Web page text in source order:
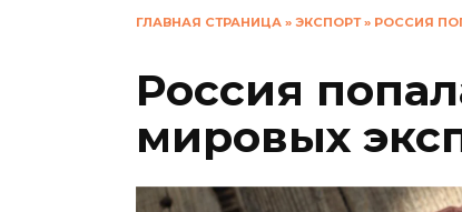
ГЛАВНАЯ СТРАНИЦА » ЭКСПОРТ» РОССИЯ
Россия
мировых